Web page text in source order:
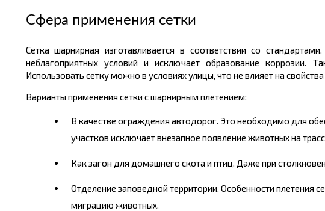
Сфера применения сетки
Сетка шарнирная изготавливается в соответствии со
неблагоприятных условий и исключает образование коррозии.
Использовать сетку можно в условиях улицы, что не влияет на
Варианты применения сетки с шарнирным плетением:
В качестве ограждения автодорог. Это необходимо для
участков исключает внезапное появление животных на
Как загон для домашнего скота и птиц. Даже при
Отделение заповедной территории. Особенности плетения
миграцию животных.